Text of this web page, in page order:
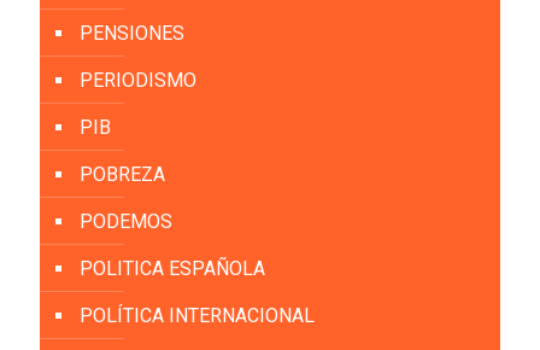
PENSIONES
PERIODISMO
PIB
POBREZA
PODEMOS
POLITICA ESPAÑOLA
POLÍTICA INTERNACIONAL